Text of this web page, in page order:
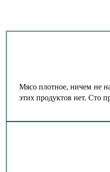
Мясо плотное, ничем не
этих продуктов нет. Сто